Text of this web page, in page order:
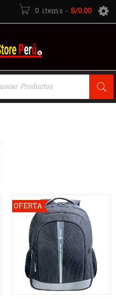
0 items - S/0.00
OFERTA